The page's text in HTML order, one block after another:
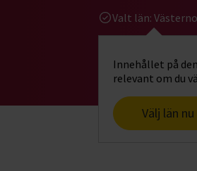
Valt län:
Innehållet på
relevant om du
Välj län nu
Gå till